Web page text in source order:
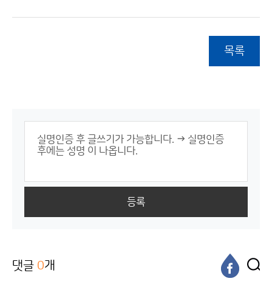
목록
등록
댓글 0개